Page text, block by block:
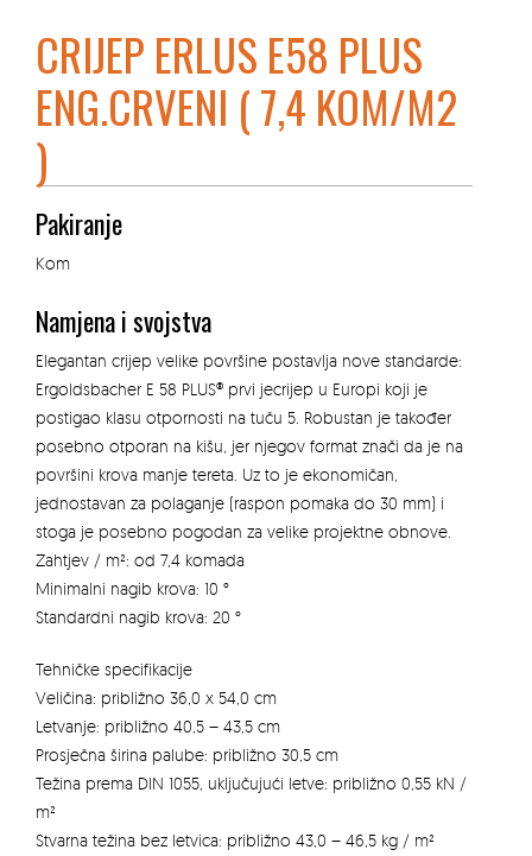
CRIJEP ERLUS E58 PLUS
ENG.CRVENI ( 7,4 KOM/M2
)
Pakiranje
Kom
Namjena i svojstva
Elegantan crijep velike površine postavlja nove standarde:
Ergoldsbacher E 58 PLUS® prvi jecrijep u Europi koji je
postigao klasu otpornosti na tuču 5. Robustan je također
posebno otporan na kišu, jer njegov format znači da je na
površini krova manje tereta. Uz to je ekonomičan,
jednostavan za polaganje (raspon pomaka do 30 mm) i
stoga je posebno pogodan za velike projektne obnove.
Zahtjev / m²: od 7,4 komada
Minimalni nagib krova: 10 °
Standardni nagib krova: 20 °
Tehničke specifikacije
Veličina: približno 36,0 x 54,0 cm
Letvanje: približno 40,5 – 43,5 cm
Prosječna širina palube: približno 30,5 cm
Težina prema DIN 1055, uključujući letve: približno 0,55 kN /
m²
Stvarna težina bez letvica: približno 43,0 – 46,5 kg / m²